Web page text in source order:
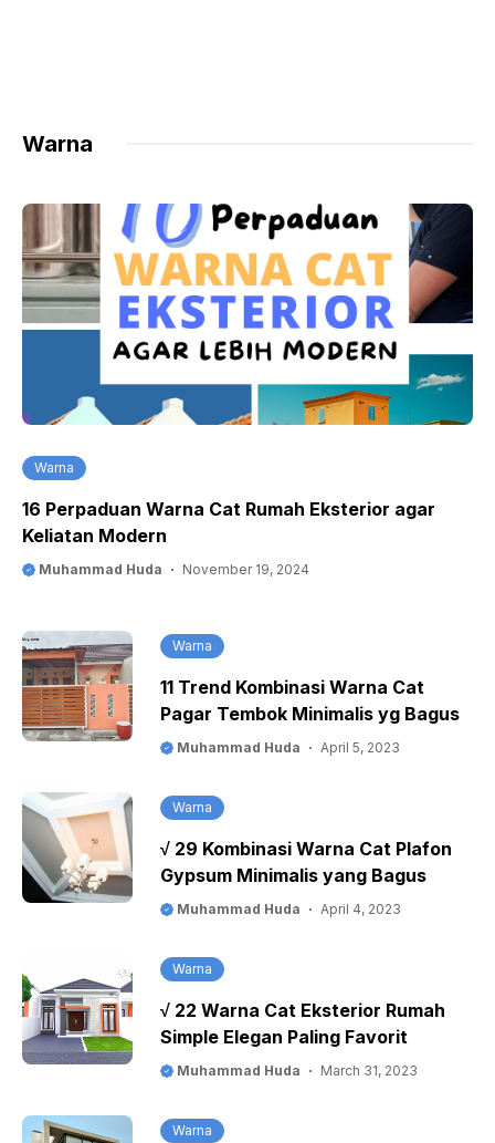
Warna
Warna
16 Perpaduan Warna Cat Rumah Eksterior agar
Keliatan Modern
Muhammad Huda November 19, 2024
Warna
11 Trend Kombinasi Warna Cat
Pagar Tembok Minimalis yg Bagus
Muhammad Huda April 5, 2023
Warna
√ 29 Kombinasi Warna Cat Plafon
Gypsum Minimalis yang Bagus
Muhammad Huda April 4, 2023
Warna
√ 22 Warna Cat Eksterior Rumah
Simple Elegan Paling Favorit
Muhammad Huda March 31, 2023
Warna